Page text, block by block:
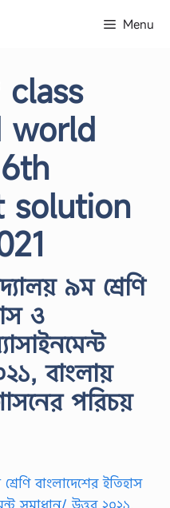
Menu
world
solution
৯ম শ্রেণি
ও
বাংলায়
পরিচয়